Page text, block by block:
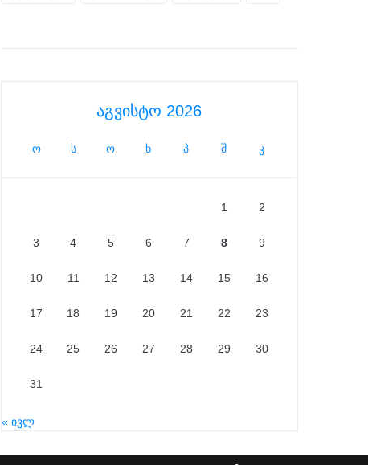
აგვისტო 2026
ო ს ო ხ პ შ კ
1 2
3 4 5 6 7 8 9
10 11 12 13 14 15 16
17 18 19 20 21 22 23
24 25 26 27 28 29 30
31
« ივლ